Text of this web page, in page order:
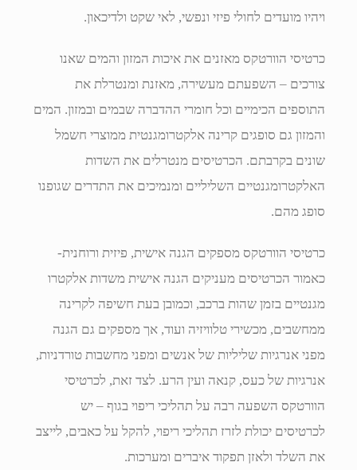
ויהיו מועדים לחולי פיזי ונפשי, לאי שקט ולדיכאון.
כרטיסי הוורטקס מאזנים את איכות המזון והמים שאנו
צורכים – השפעתם מעשירה, מאזנת ומנטרלת את
התוספים הכימיים וכל חומרי ההדברה שבמים ובמזון. המים
והמזון גם סופגים קרינה אלקטרומגנטית ממוצרי חשמל
שונים בקרבתם. הכרטיסים מנטרלים את השדות
האלקטרומגנטיים השליליים ומנמיכים את התדרים שגופנו
סופג מהם.
כרטיסי הוורטקס מספקים הגנה אישית, פיזית ורוחנית-
כאמור הכרטיסים מעניקים הגנה אישית משדות אלקטרו
מגנטיים בזמן שהות ברכב, וכמובן בעת חשיפה לקרינה
ממחשבים, מכשירי טלוויזיה ועוד, אך מספקים גם הגנה
מפני אנרגיות שליליות של אנשים ומפני מחשבות טורדניות,
אנרגיות של כעס, קנאה ועין הרע. לצד זאת, לכרטיסי
הוורטקס השפעה רבה על תהליכי ריפוי בגוף – יש
לכרטיסים יכולת לזרז תהליכי ריפוי, להקל על כאבים, לייצב
את השלד ולאזן תפקוד איברים ומערכות.